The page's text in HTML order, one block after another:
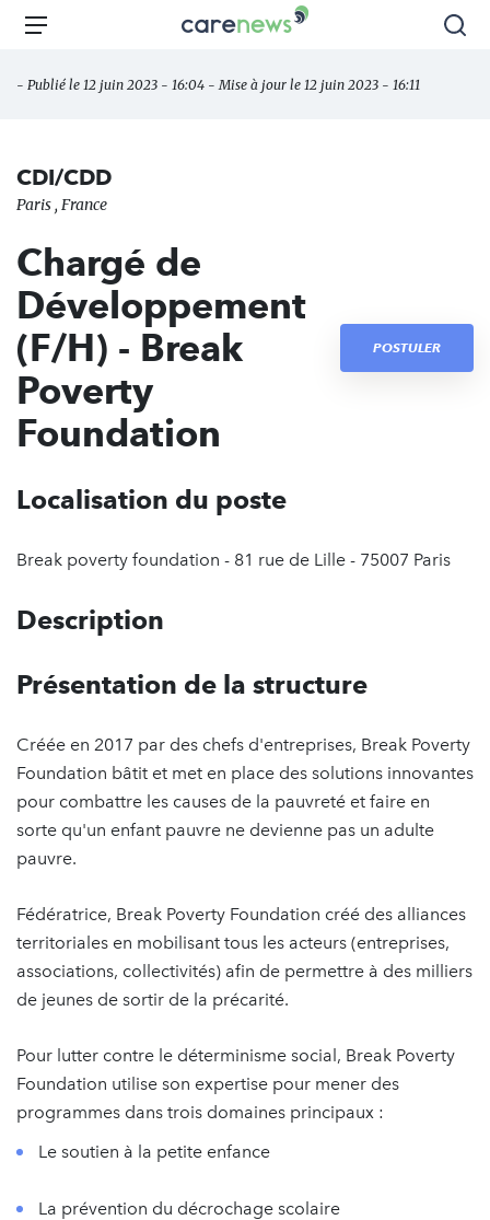
Aller
principal
Carenews,
des
Menu
- Publié le 12 juin 2023 - 16:04 - Mise à jour le 12 juin 2023 - 16:11
CDI/CDD
Paris , France
Chargé de
Développement
(F/H) - Break
Poverty
Foundation
POSTULER
Localisation du poste
Break poverty foundation - 81 rue de Lille - 75007 Paris
Description
Présentation de la structure
Créée en 2017 par des chefs d'entreprises, Break Poverty
Foundation bâtit et met en place des solutions innovantes
pour combattre les causes de la pauvreté et faire en
sorte qu'un enfant pauvre ne devienne pas un adulte
pauvre.
Fédératrice, Break Poverty Foundation créé des alliances
territoriales en mobilisant tous les acteurs (entreprises,
associations, collectivités) afin de permettre à des milliers
de jeunes de sortir de la précarité.
Pour lutter contre le déterminisme social, Break Poverty
Foundation utilise son expertise pour mener des
programmes dans trois domaines principaux :
Le soutien à la petite enfance
La prévention du décrochage scolaire